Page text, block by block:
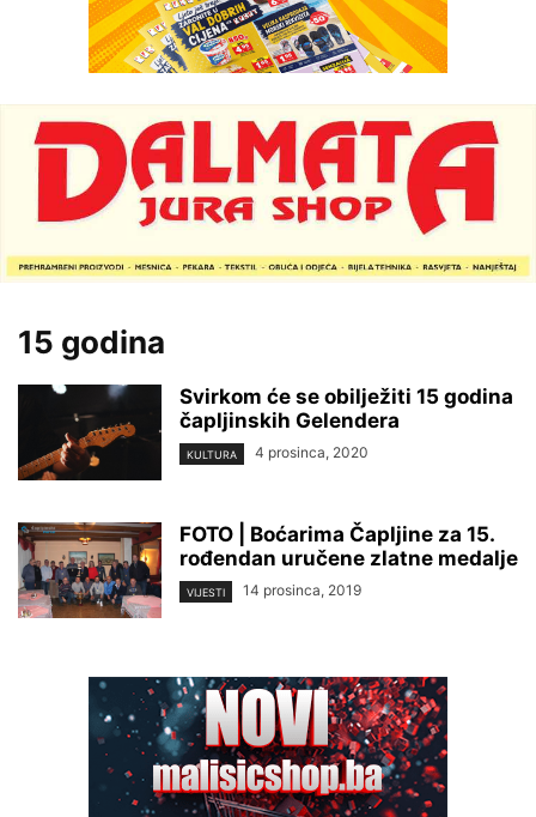
15 godina
Svirkom će se obilježiti 15 godina
čapljinskih Gelendera
KULTURA 4 prosinca, 2020
FOTO | Boćarima Čapljine za 15.
rođendan uručene zlatne medalje
VIJESTI 14 prosinca, 2019